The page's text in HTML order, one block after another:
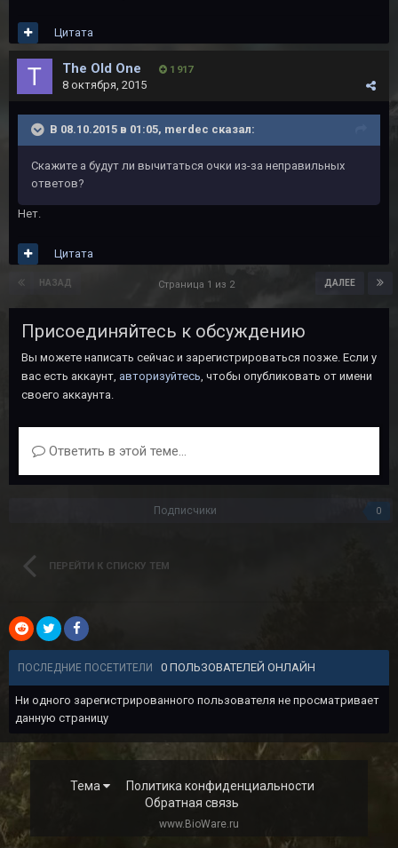
Цитата
The Old One 1 917
8 октября, 2015
В 08.10.2015 в 01:05, merdec сказал:
Скажите а будут ли вычитаться очки из-за неправильных
ответов?
Нет.
Цитата
НАЗАД ДАЛЕЕ
Страница 1 из 2
Присоединяйтесь к обсуждению
Вы можете написать сейчас и зарегистрироваться позже. Если у
вас есть аккаунт, авторизуйтесь, чтобы опубликовать от имени
своего аккаунта.
Ответить в этой теме...
Подписчики 0
ПЕРЕЙТИ К СПИСКУ ТЕМ
ПОСЛЕДНИЕ ПОСЕТИТЕЛИ 0 ПОЛЬЗОВАТЕЛЕЙ ОНЛАЙН
Ни одного зарегистрированного пользователя не просматривает
данную страницу
Тема
Политика конфиденциальности
Обратная связь
www.BioWare.ru